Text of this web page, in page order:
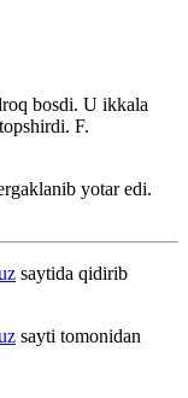
bosdi. U ikkala
F.
yotar edi.
saytida qidirib
sayti tomonidan